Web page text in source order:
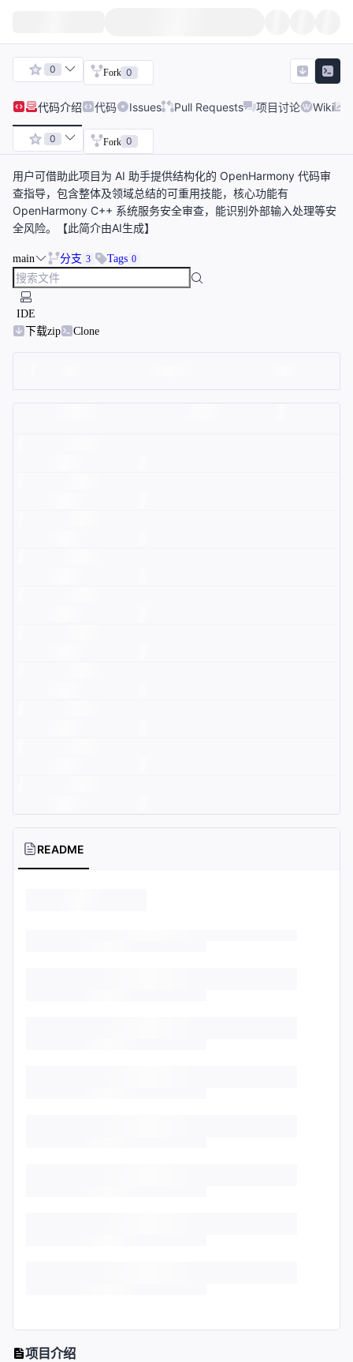
0 Fork 0
代码介绍 代码 Issues Pull Requests 项目讨论 Wiki
0 Fork 0
用户可借助此项目为 AI 助手提供结构化的 OpenHarmony 代码审
查指导，包含整体及领域总结的可重用技能，核心功能有
OpenHarmony C++ 系统服务安全审查，能识别外部输入处理等安
全风险。【此简介由AI生成】
main 分支 3 Tags 0
IDE
下载zip
Clone
README
项目介绍